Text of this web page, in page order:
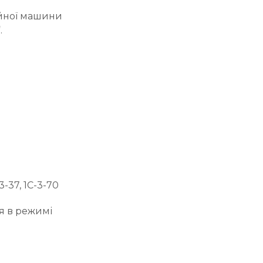
машини
37, 1С-3-70
в режимі